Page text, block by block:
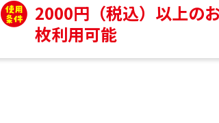
2000円（税込）以上の
枚利用可能